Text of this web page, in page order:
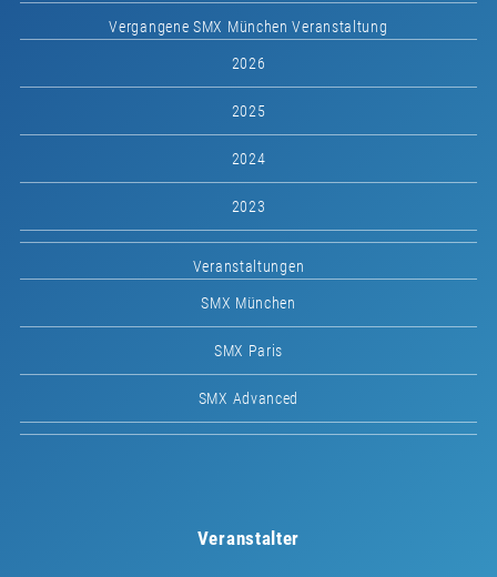
Vergangene SMX München Veranstaltung
2026
2025
2024
2023
Veranstaltungen
SMX München
SMX Paris
SMX Advanced
Veranstalter